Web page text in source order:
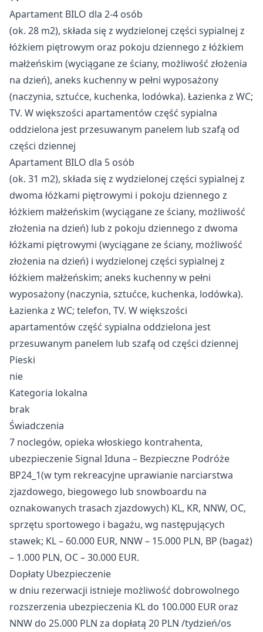
Apartament BILO dla 2-4 osób
(ok. 28 m2), składa się z wydzielonej części sypialnej z
łóżkiem piętrowym oraz pokoju dziennego z łóżkiem
małżeńskim (wyciągane ze ściany, możliwość złożenia
na dzień), aneks kuchenny w pełni wyposażony
(naczynia, sztućce, kuchenka, lodówka). Łazienka z WC;
TV. W większości apartamentów część sypialna
oddzielona jest przesuwanym panelem lub szafą od
części dziennej
Apartament BILO dla 5 osób
(ok. 31 m2), składa się z wydzielonej części sypialnej z
dwoma łóżkami piętrowymi i pokoju dziennego z
łóżkiem małżeńskim (wyciągane ze ściany, możliwość
złożenia na dzień) lub z pokoju dziennego z dwoma
łóżkami piętrowymi (wyciągane ze ściany, możliwość
złożenia na dzień) i wydzielonej części sypialnej z
łóżkiem małżeńskim; aneks kuchenny w pełni
wyposażony (naczynia, sztućce, kuchenka, lodówka).
Łazienka z WC; telefon, TV. W większości
apartamentów część sypialna oddzielona jest
przesuwanym panelem lub szafą od części dziennej
Pieski
nie
Kategoria lokalna
brak
Świadczenia
7 noclegów, opieka włoskiego kontrahenta,
ubezpieczenie Signal Iduna – Bezpieczne Podróże
BP24_1(w tym rekreacyjne uprawianie narciarstwa
zjazdowego, biegowego lub snowboardu na
oznakowanych trasach zjazdowych) KL, KR, NNW, OC,
sprzętu sportowego i bagażu, wg następujących
stawek; KL – 60.000 EUR, NNW – 15.000 PLN, BP (bagaż)
– 1.000 PLN, OC – 30.000 EUR.
Dopłaty Ubezpieczenie
w dniu rezerwacji istnieje możliwość dobrowolnego
rozszerzenia ubezpieczenia KL do 100.000 EUR oraz
NNW do 25.000 PLN za dopłatą 20 PLN /tydzień/os